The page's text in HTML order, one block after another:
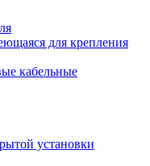
для крепления
кабельные
установки